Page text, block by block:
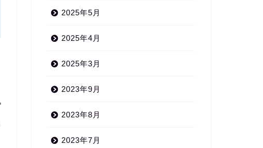
2025年5月
2025年4月
2025年3月
2023年9月
2023年8月
2023年7月